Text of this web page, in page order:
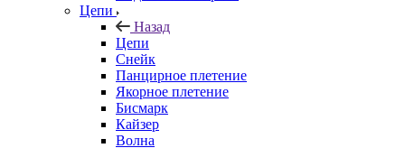
Цепи
Назад
Цепи
Снейк
Панцирное плетение
Якорное плетение
Бисмарк
Кайзер
Волна